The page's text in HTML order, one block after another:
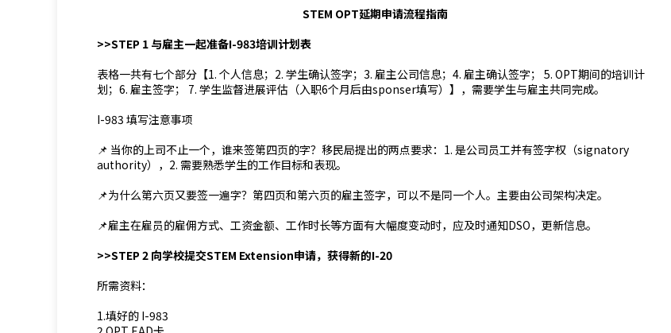
STEM OPT延期申请流程指南
>>STEP 1 与雇主一起准备I-983培训计划表
表格一共有七个部分【1. 个人信息；2. 学生确认签字；3. 雇主公司信息；4. 雇主确认签字； 5. OPT期间的培训计
划；6. 雇主签字； 7. 学生监督进展评估（入职6个月后由sponser填写）】，需要学生与雇主共同完成。
I-983 填写注意事项
📌 当你的上司不止一个，谁来签第四页的字？移民局提出的两点要求：1. 是公司员工并有签字权（signatory
authority），2. 需要熟悉学生的工作目标和表现。
📌为什么第六页又要签一遍字？第四页和第六页的雇主签字，可以不是同一个人。主要由公司架构决定。
📌雇主在雇员的雇佣方式、工资金额、工作时长等方面有大幅度变动时，应及时通知DSO，更新信息。
>>STEP 2 向学校提交STEM Extension申请，获得新的I-20
所需资料：
1.填好的 I-983